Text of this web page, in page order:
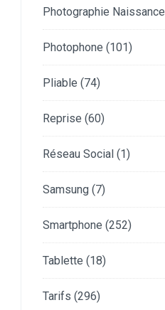
Photographie Naissance
Photophone (101)
Pliable (74)
Reprise (60)
Réseau Social (1)
Samsung (7)
Smartphone (252)
Tablette (18)
Tarifs (296)